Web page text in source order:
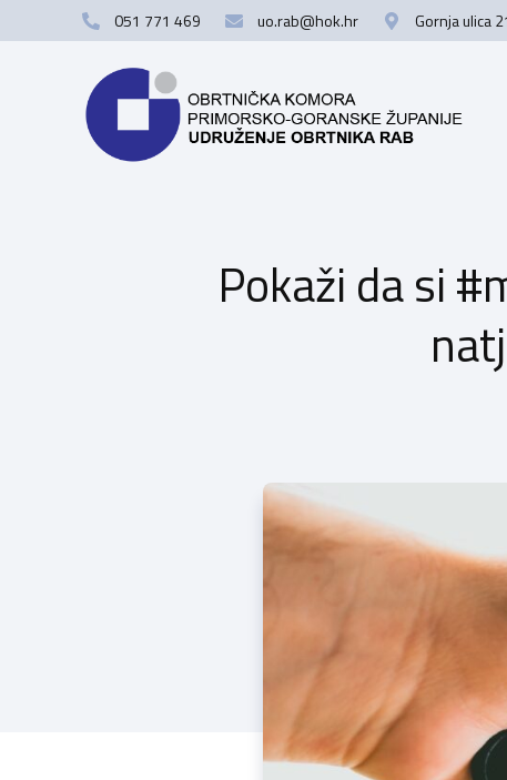
051 771 469 uo.rab@hok.hr Gornja ulica
Pokaži da si